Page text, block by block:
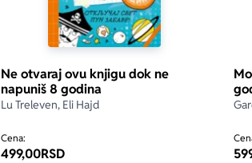
Ne otvaraj ovu knjigu dok ne
napuniš 8 godina
Lu Treleven, Eli Hajd
Cena:
499,00RSD